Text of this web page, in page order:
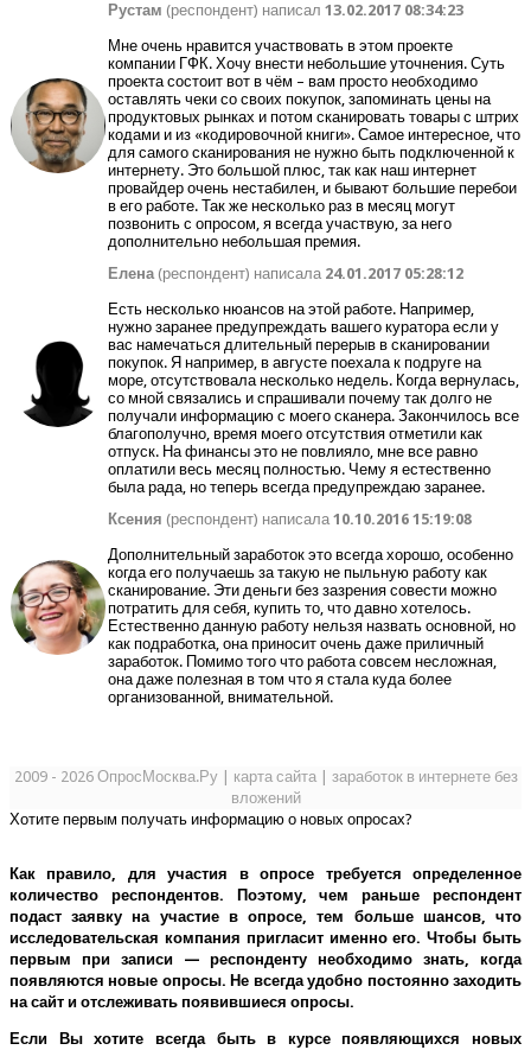
Рустам (респондент) написал 13.02.2017 08:34:23
Мне очень нравится участвовать в этом проекте
компании ГФК. Хочу внести небольшие уточнения. Суть
проекта состоит вот в чём – вам просто необходимо
оставлять чеки со своих покупок, запоминать цены на
продуктовых рынках и потом сканировать товары с штрих
кодами и из «кодировочной книги». Самое интересное, что
для самого сканирования не нужно быть подключенной к
интернету. Это большой плюс, так как наш интернет
провайдер очень нестабилен, и бывают большие перебои
в его работе. Так же несколько раз в месяц могут
позвонить с опросом, я всегда участвую, за него
дополнительно небольшая премия.
Елена(респондент) написала 24.01.2017 05:28:12
Есть несколько нюансов на этой работе. Например,
нужно заранее предупреждать вашего куратора если у
вас намечаться длительный перерыв в сканировании
покупок. Я например, в августе поехала к подруге на
море, отсутствовала несколько недель. Когда вернулась,
со мной связались и спрашивали почему так долго не
получали информацию с моего сканера. Закончилось все
благополучно, время моего отсутствия отметили как
отпуск. На финансы это не повлияло, мне все равно
оплатили весь месяц полностью. Чему я естественно
была рада, но теперь всегда предупреждаю заранее.
Ксения (респондент) написала 10.10.2016 15:19:08
Дополнительный заработок это всегда хорошо, особенно
когда его получаешь за такую не пыльную работу как
сканирование. Эти деньги без зазрения совести можно
потратить для себя, купить то, что давно хотелось.
Естественно данную работу нельзя назвать основной, но
как подработка, она приносит очень даже приличный
заработок. Помимо того что работа совсем несложная,
она даже полезная в том что я стала куда более
организованной, внимательной.
2009 - 2026 ОпросМосква.Ру| карта сайта| заработок в интернете без
вложений
Хотите первым получать информацию о новых опросах?
Как правило, для участия в опросе требуется определенное
количество респондентов. Поэтому, чем раньше респондент
подаст заявку на участие в опросе, тем больше шансов, что
исследовательская компания пригласит именно его.Чтобы быть
первым при записи — респонденту необходимо знать, когда
появляются новые опросы. Не всегда удобно постоянно заходить
на сайт и отслеживать появившиеся опросы.
Если Вы хотите всегда быть в курсе появляющихся новых